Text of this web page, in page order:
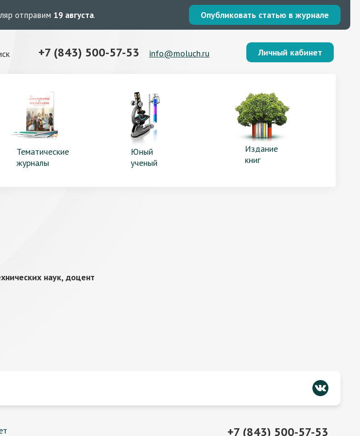
отправим 19 августа. Опубликовать статью в журнале
+7 (843) 500-57-53 info@moluch.ru Личный кабинет
Тематические
журналы
Юный
ученый
Издание
книг
наук, доцент
+7 (843) 500-57-53